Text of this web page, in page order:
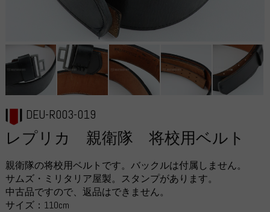
DEU-R003-019
レプリカ 親衛隊 将校用ベルト
親衛隊の将校用ベルトです。バックルは付属しません。
サムズ・ミリタリア屋製。スタンプがあります。
中古品ですので、返品はできません。
サイズ：110cm